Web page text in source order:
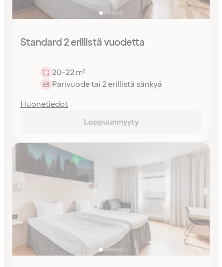
Standard 2 erillistä vuodetta
20-22 m²
Parivuode tai 2 erillistä sänkyä
Huonetiedot
Loppuunmyyty